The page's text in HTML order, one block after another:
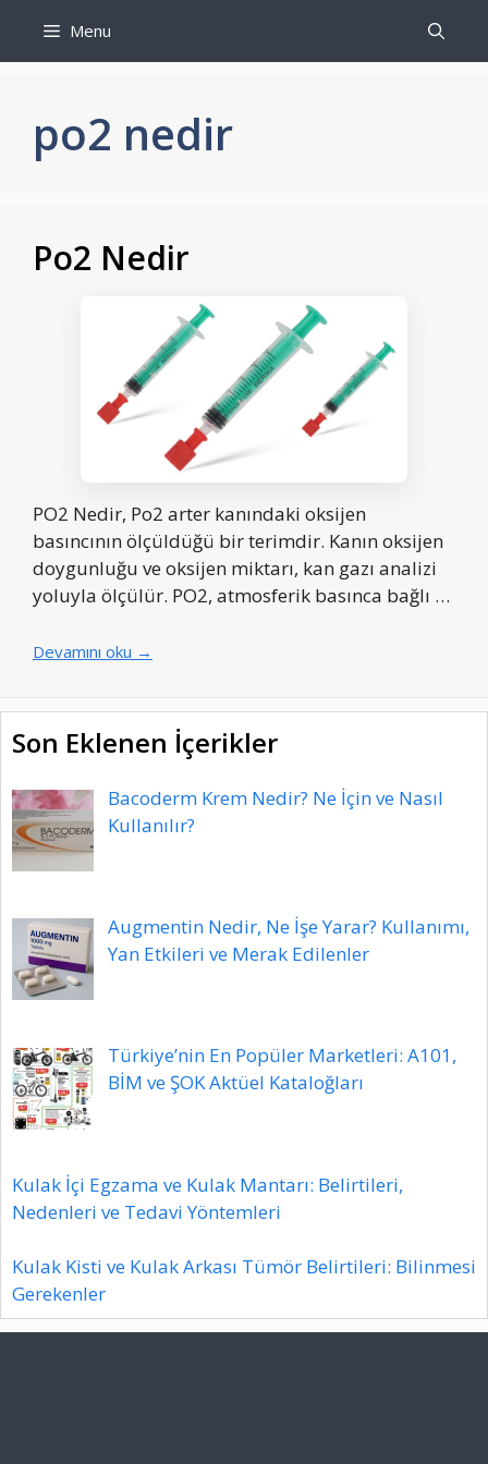
Menu
po2 nedir
Po2 Nedir
PO2 Nedir, Po2 arter kanındaki oksijen
basıncının ölçüldüğü bir terimdir. Kanın oksijen
doygunluğu ve oksijen miktarı, kan gazı analizi
yoluyla ölçülür. PO2, atmosferik basınca bağlı …
Devamını oku →
Son Eklenen İçerikler
Bacoderm Krem Nedir? Ne İçin ve Nasıl
Kullanılır?
Augmentin Nedir, Ne İşe Yarar? Kullanımı,
Yan Etkileri ve Merak Edilenler
Türkiye’nin En Popüler Marketleri: A101,
BİM ve ŞOK Aktüel Kataloğları
Kulak İçi Egzama ve Kulak Mantarı: Belirtileri,
Nedenleri ve Tedavi Yöntemleri
Kulak Kisti ve Kulak Arkası Tümör Belirtileri: Bilinmesi
Gerekenler